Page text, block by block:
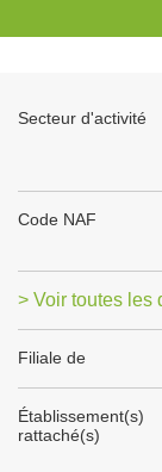
Secteur d'activité
Code NAF
> Voir toutes les
Filiale de
Établissement(s)
rattaché(s)